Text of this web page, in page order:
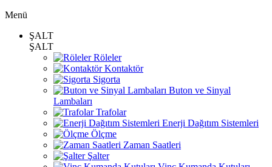
Menü
ŞALT
ŞALT
Röleler
Kontaktör
Sigorta
Buton ve Sinyal
Lambaları
Trafolar
Enerji Dağıtım Sistemleri
Ölçme
Zaman Saatleri
Şalter